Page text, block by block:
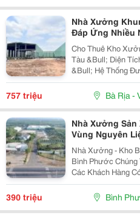
Nhà Xưởng
Đáp Ứng Nhiều
Cho Thuê
Cho Thuê Kho
Tàu &Bull; Diện Tích Tổng Khu Xưởng : 115,544M2
&Bull; Hệ Thống
Khu Rộng 22M.
Khoảng Cách Các
Thải:...
757 triệu Bà Rịa -
Nhà Xưởng
Vùng Nguyên
Tiện
Nhà Xưởng - Kho
Bình Phước Chúng
Các Khách Hàng
Bãi, Với Diện Tích
Đồng Phú, Bình
390 triệu Bình